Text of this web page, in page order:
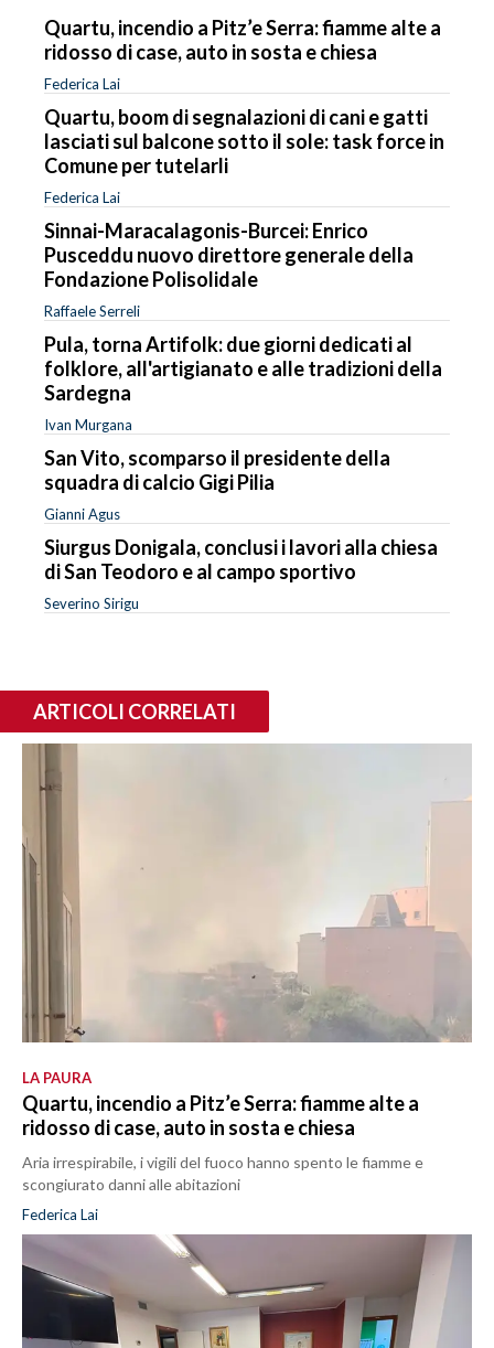
Quartu, incendio a Pitz’e Serra: fiamme alte a
ridosso di case, auto in sosta e chiesa
Federica Lai
Quartu, boom di segnalazioni di cani e gatti
lasciati sul balcone sotto il sole: task force in
Comune per tutelarli
Federica Lai
Sinnai-Maracalagonis-Burcei: Enrico
Pusceddu nuovo direttore generale della
Fondazione Polisolidale
Raffaele Serreli
Pula, torna Artifolk: due giorni dedicati al
folklore, all'artigianato e alle tradizioni della
Sardegna
Ivan Murgana
San Vito, scomparso il presidente della
squadra di calcio Gigi Pilia
Gianni Agus
Siurgus Donigala, conclusi i lavori alla chiesa
di San Teodoro e al campo sportivo
Severino Sirigu
ARTICOLI CORRELATI
LA PAURA
Quartu, incendio a Pitz’e Serra: fiamme alte a
ridosso di case, auto in sosta e chiesa
Aria irrespirabile, i vigili del fuoco hanno spento le fiamme e
scongiurato danni alle abitazioni
Federica Lai